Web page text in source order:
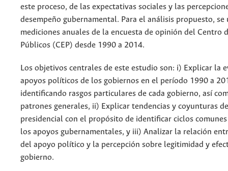
este proceso, de las expectativas sociales y las
desempeño gubernamental. Para el análisis propuesto,
mediciones anuales de la encuesta de opinión del Centro
Públicos (CEP) desde 1990 a 2014.
Los objetivos centrales de este estudio son: i) Explicar la
apoyos políticos de los gobiernos en el período 1990 a
identificando rasgos particulares de cada gobierno, así
patrones generales, ii) Explicar tendencias y coyunturas
presidencial con el propósito de identificar ciclos
los apoyos gubernamentales, y iii) Analizar la relación
del apoyo político y la percepción sobre legitimidad y
gobierno.